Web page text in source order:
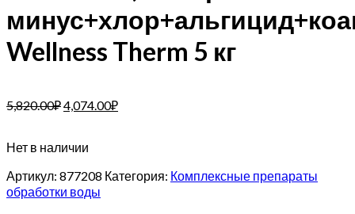
Wellness Therm 5 кг
5,820.00₽4,074.00₽
Нет в наличии
Артикул: 877208 Категория: Комплексные препараты
обработки воды